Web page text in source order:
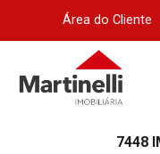
Área do Cliente
7448